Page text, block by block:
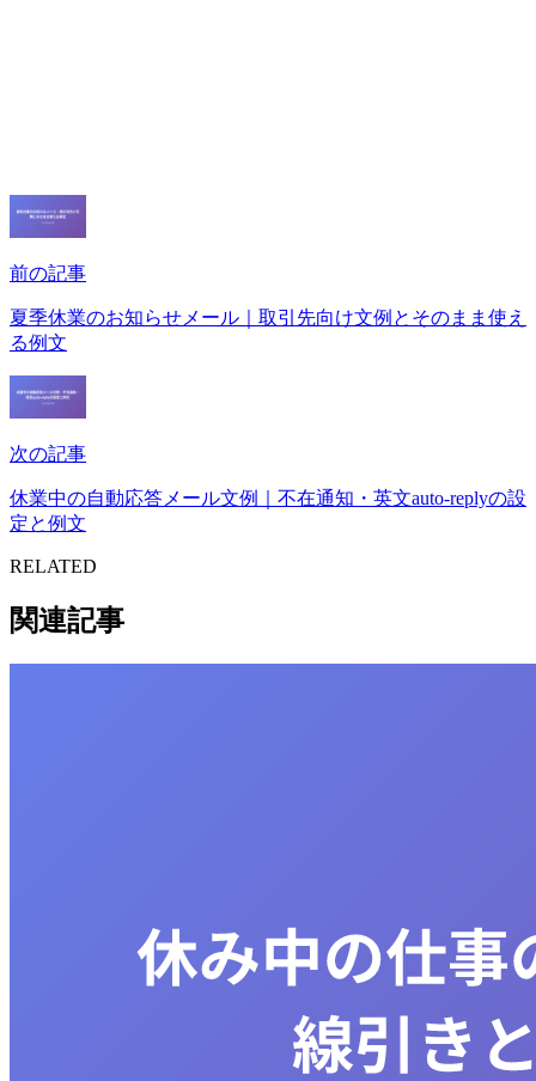
前の記事
夏季休業のお知らせメール｜取引先向け文例とそのまま使え
る例文
次の記事
休業中の自動応答メール文例｜不在通知・英文auto-replyの設
定と例文
RELATED
関連記事